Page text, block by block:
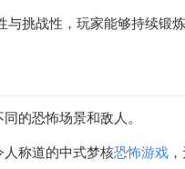
挑战性，玩家能够持续锻
的恐怖场景和敌人。
称道的中式梦核恐怖游戏